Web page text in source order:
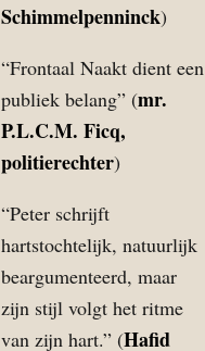
Schimmelpenninck)
“Frontaal Naakt dient een
publiek belang” (mr.
P.L.C.M. Ficq,
politierechter)
“Peter schrijft
hartstochtelijk, natuurlijk
beargumenteerd, maar
zijn stijl volgt het ritme
van zijn hart.” (Hafid